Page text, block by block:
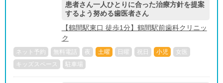
患者さん一人ひとりに合った治療方針を提案
するよう努める歯医者さん
【鶴間駅東口 徒歩1分】鶴間駅前歯科クリニッ
ク
ネット予約 無料電話 夜 土曜 日曜 祝日 小児
女医
キッズスペース
駐車場